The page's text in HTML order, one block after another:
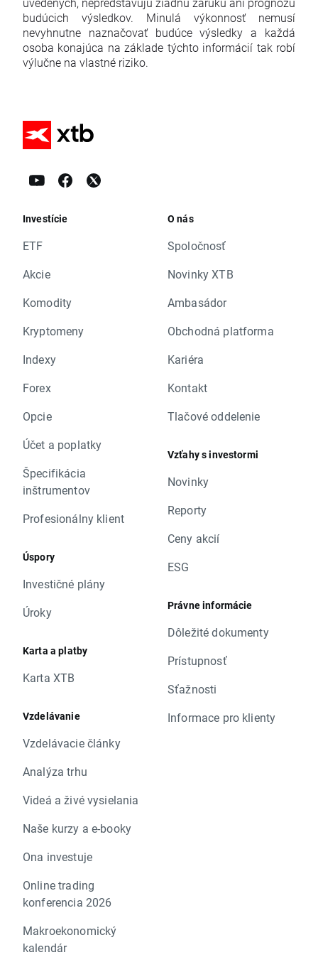
budúcich výsledkov. Minulá výkonnosť nemusí
nevyhnutne naznačovať budúce výsledky a každá
osoba konajúca na základe týchto informácií tak robí
výlučne na vlastné riziko.
Investície
ETF
Akcie
Komodity
Kryptomeny
Indexy
Forex
Opcie
Účet a poplatky
Špecifikácia
inštrumentov
Profesionálny klient
Úspory
Investičné plány
Úroky
Karta a platby
Karta XTB
Vzdelávanie
Vzdelávacie články
Analýza trhu
Videá a živé vysielania
Naše kurzy a e-booky
Ona investuje
Online trading
konferencia 2026
Makroekonomický
kalendár
O nás
Spoločnosť
Novinky XTB
Ambasádor
Obchodná platforma
Kariéra
Kontakt
Tlačové oddelenie
Vzťahy s investormi
Novinky
Reporty
Ceny akcií
ESG
Právne informácie
Dôležité dokumenty
Prístupnosť
Sťažnosti
Informace pro klienty